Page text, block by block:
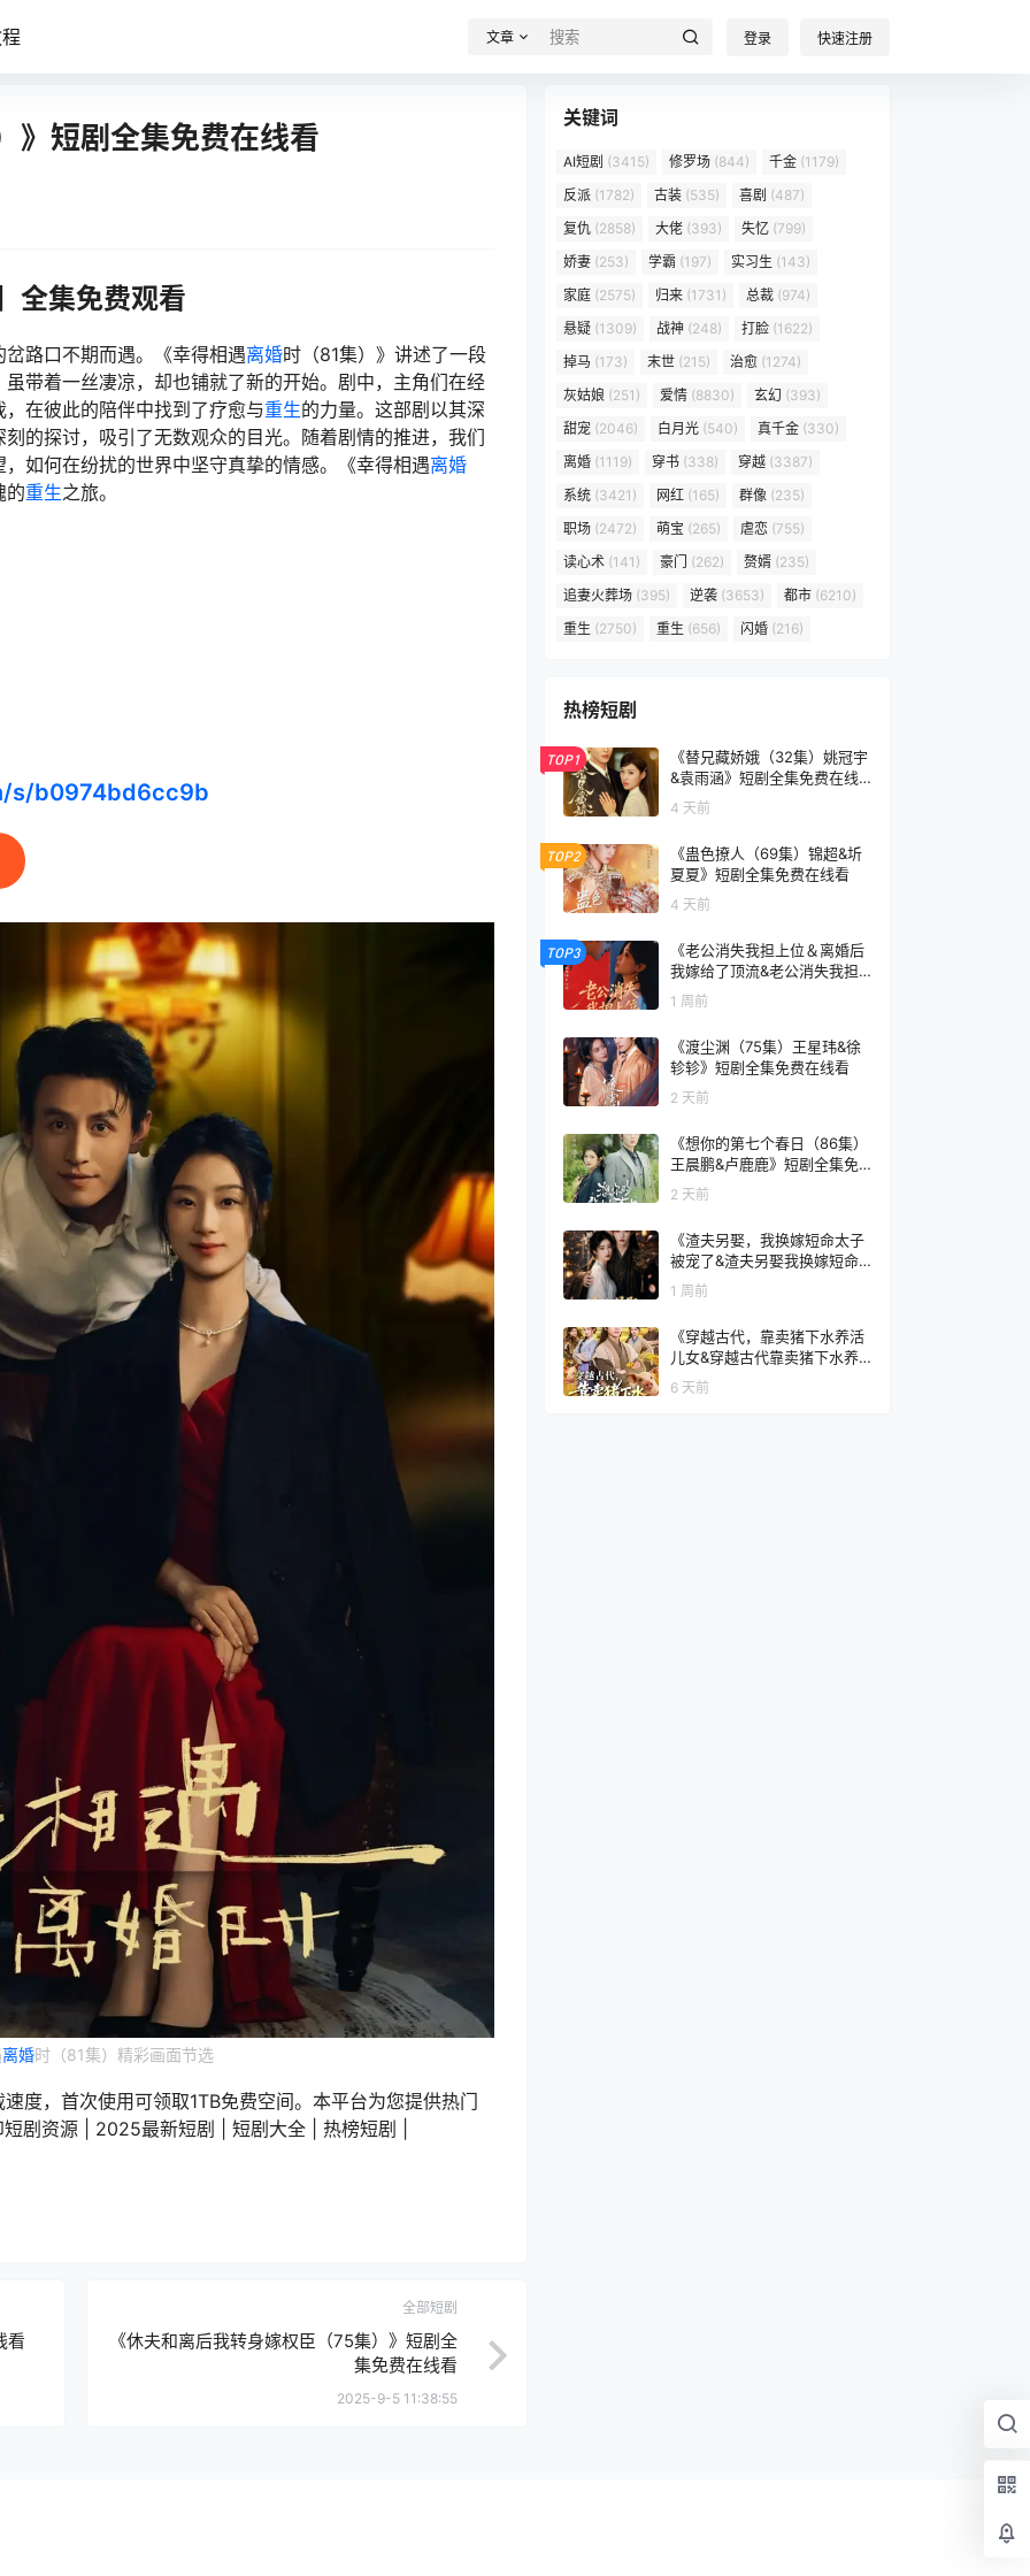
文章 登录 快速注册
》短剧全集免费在线看
全集免费观看
岔路口不期而遇。《幸得相遇离婚时（81集）》讲述了一段
带着一丝凄凉，却也铺就了新的开始。剧中，主角们在经
在彼此的陪伴中找到了疗愈与重生的力量。这部剧以其深
的探讨，吸引了无数观众的目光。随着剧情的推进，我们
如何在纷扰的世界中坚守真挚的情感。《幸得相遇离婚
的重生之旅。
s/b0974bd6cc9b
离婚时（81集）精彩画面节选
度，首次使用可领取1TB免费空间。本平台为您提供热门
剧资源 | 2025最新短剧 | 短剧大全 | 热榜短剧 |
看
全部短剧
《休夫和离后我转身嫁权臣（75集）》短剧全
集免费在线看
2025-9-5 11:38:55
关键词
AI短剧 (3415) 修罗场 (844) 千金 (1179)
反派 (1782) 古装 (535) 喜剧 (487)
复仇 (2858) 大佬 (393) 失忆 (799)
娇妻 (253) 学霸 (197) 实习生 (143)
家庭 (2575) 归来 (1731) 总裁 (974)
悬疑 (1309) 战神 (248) 打脸 (1622)
掉马 (173) 末世 (215) 治愈 (1274)
灰姑娘 (251) 爱情 (8830) 玄幻 (393)
甜宠 (2046) 白月光 (540) 真千金 (330)
离婚 (1119) 穿书 (338) 穿越 (3387)
系统 (3421) 网红 (165) 群像 (235)
职场 (2472) 萌宝 (265) 虐恋 (755)
读心术 (141) 豪门 (262) 赘婿 (235)
追妻火葬场 (395) 逆袭 (3653) 都市 (6210)
重生 (2750) 重生 (656) 闪婚 (216)
热榜短剧
TOP1
《替兄藏娇娥（32集）姚冠宇
&袁雨涵》短剧全集免费在线
看
4 天前
TOP2
《蛊色撩人（69集）锦超&圻
夏夏》短剧全集免费在线看
4 天前
TOP3
《老公消失我担上位＆离婚后
我嫁给了顶流&老公消失我担
上位离婚后我嫁给了顶流（76
集）李卓扬＆邓灵枢》短剧全
1 周前
《渡尘渊（75集）王星玮&徐
轸轸》短剧全集免费在线看
2 天前
《想你的第七个春日（86集）
王晨鹏&卢鹿鹿》短剧全集免
费在线看
2 天前
《渣夫另娶，我换嫁短命太子
被宠了&渣夫另娶我换嫁短命
太子被宠了（77集）AI短剧》
短剧全集免费在线看
1 周前
《穿越古代，靠卖猪下水养活
儿女&穿越古代靠卖猪下水养
活儿女（88集）杨霖＆牛欣欣
＆仲子睿＆徐大宁》短剧全集
6 天前